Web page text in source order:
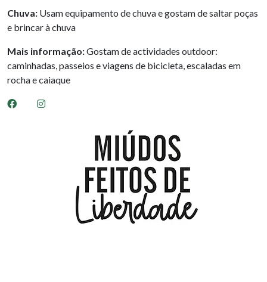
Chuva: Usam equipamento de chuva e gostam de saltar poças
e brincar à chuva
Mais informação:Gostam de actividades outdoor:
caminhadas, passeios e viagens de bicicleta, escaladas em
rocha e caiaque